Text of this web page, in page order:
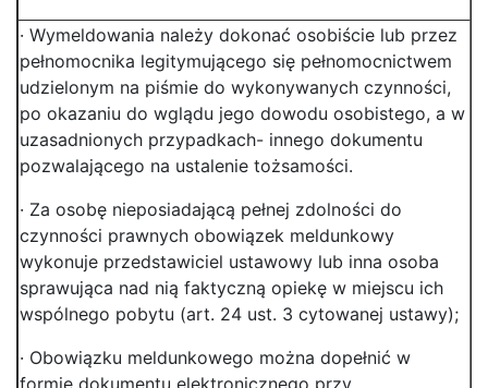
· Wymeldowania należy dokonać osobiście lub przez
pełnomocnika legitymującego się pełnomocnictwem
udzielonym na piśmie do wykonywanych czynności,
po okazaniu do wglądu jego dowodu osobistego, a w
uzasadnionych przypadkach- innego dokumentu
pozwalającego na ustalenie tożsamości.
· Za osobę nieposiadającą pełnej zdolności do
czynności prawnych obowiązek meldunkowy
wykonuje przedstawiciel ustawowy lub inna osoba
sprawująca nad nią faktyczną opiekę w miejscu ich
wspólnego pobytu (art. 24 ust. 3 cytowanej ustawy);
· Obowiązku meldunkowego można dopełnić w
formie dokumentu elektronicznego przy